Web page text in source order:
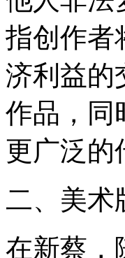
指创作者
济利益的
作品，同
更广泛的
二、美术
在新蔡，